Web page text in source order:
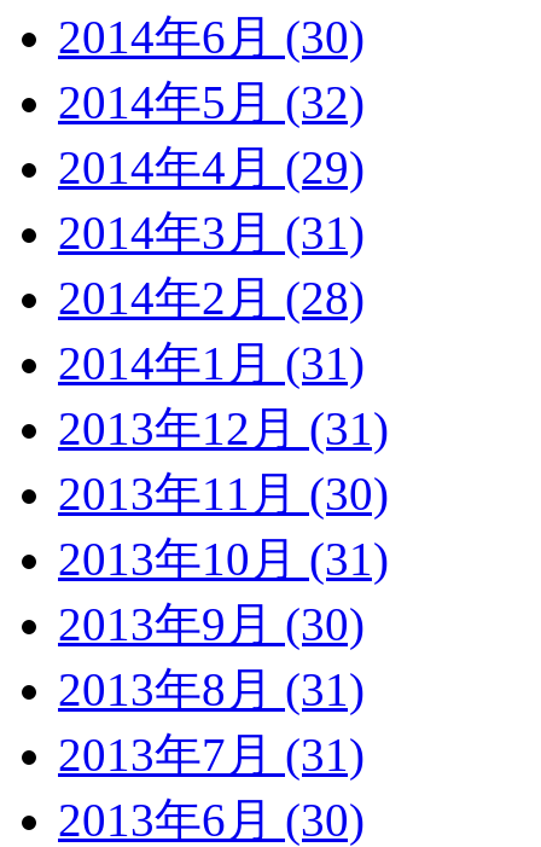
2014年6月 (30)
2014年5月 (32)
2014年4月 (29)
2014年3月 (31)
2014年2月 (28)
2014年1月 (31)
2013年12月 (31)
2013年11月 (30)
2013年10月 (31)
2013年9月 (30)
2013年8月 (31)
2013年7月 (31)
2013年6月 (30)